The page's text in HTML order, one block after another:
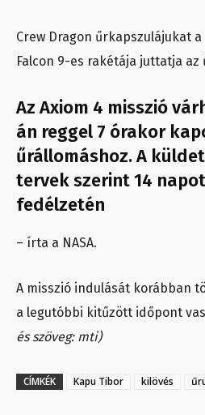
Crew Dragon űrkapszulájukat
Falcon 9-es rakétája juttatja az
Az Axiom 4 misszió
án reggel 7 órakor
űrállomáshoz. A
tervek szerint 14
fedélzetén
– írta a NASA.
A misszió indulását korábban
a legutóbbi kitűzött időpont
és szöveg: mti)
CÍMKÉK Kapu Tibor kilövés